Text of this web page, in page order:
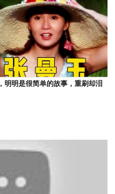
明明是很简单的故事，重刷却泪